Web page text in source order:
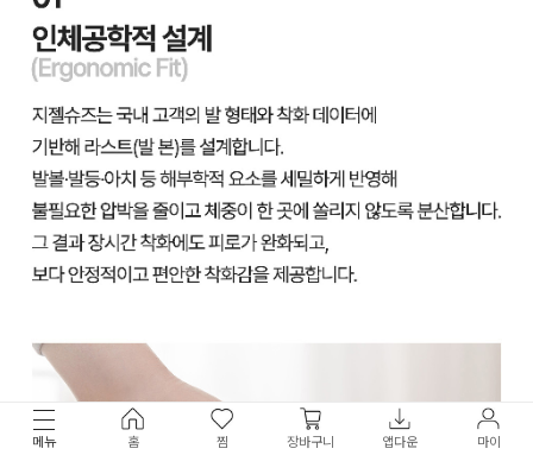
메뉴 홈 찜 장바구니 앱다운 마이